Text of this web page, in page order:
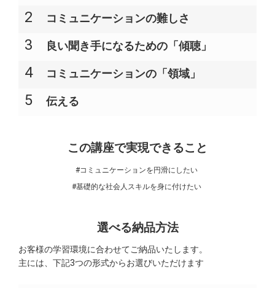
2 コミュニケーションの難しさ
3 良い聞き手になるための「傾聴」
4 コミュニケーションの「領域」
5 伝える
この講座で実現できること
#コミュニケーションを円滑にしたい
#基礎的な社会人スキルを身に付けたい
選べる納品方法
お客様の学習環境に合わせてご納品いたします。
主には、下記3つの形式からお選びいただけます